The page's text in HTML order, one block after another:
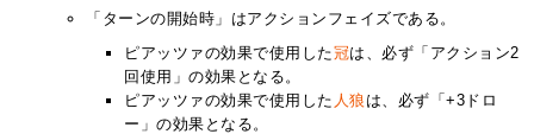
「ターンの開始時」はアクションフェイズである。
ピアッツァの効果で使用した冠は、必ず「アクション2
回使用」の効果となる。
ピアッツァの効果で使用した 人狼 は、必ず「+3ドロ
ー」の効果となる。